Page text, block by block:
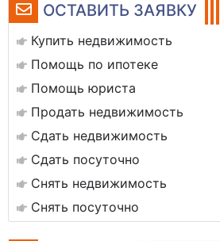
ОСТАВИТЬ ЗАЯВКУ
Купить недвижимость
Помощь по ипотеке
Помощь юриста
Продать недвижимость
Сдать недвижимость
Сдать посуточно
Снять недвижимость
Снять посуточно